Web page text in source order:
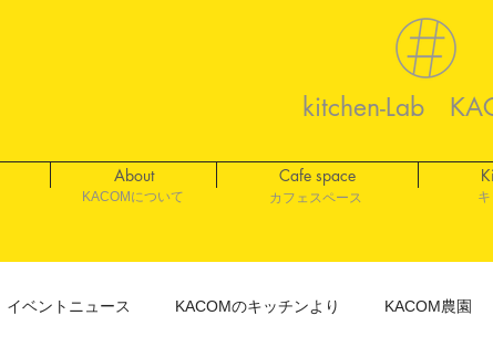
kitchen-Lab
About Cafe space
KACOMについて ​カフェスペース
イベントニュース KACOMのキッチンより KACOM農園